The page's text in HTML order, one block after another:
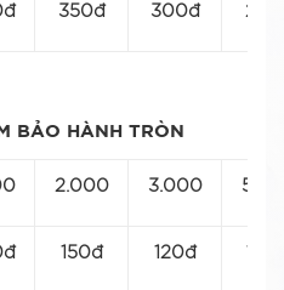
350đ 300đ
BẢO HÀNH TRÒN
2.000 3.000
150đ 120đ